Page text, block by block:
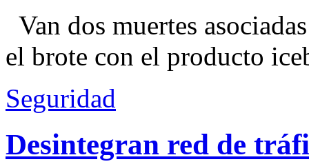
Van dos muertes
el brote con el producto
Seguridad
Desintegran red de